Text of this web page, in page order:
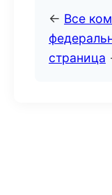
← Все
страница